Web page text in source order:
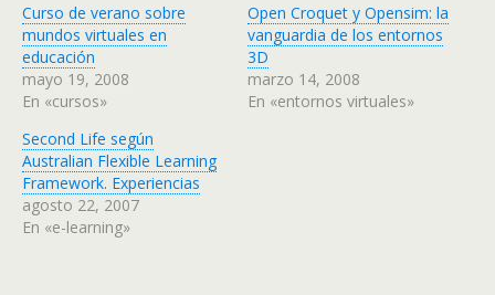
Curso de verano sobre
mundos virtuales en
educación
mayo 19, 2008
En «cursos»
Open Croquet y Opensim: la
vanguardia de los entornos
3D
marzo 14, 2008
En «entornos virtuales»
Second Life según
Australian Flexible Learning
Framework. Experiencias
agosto 22, 2007
En «e-learning»